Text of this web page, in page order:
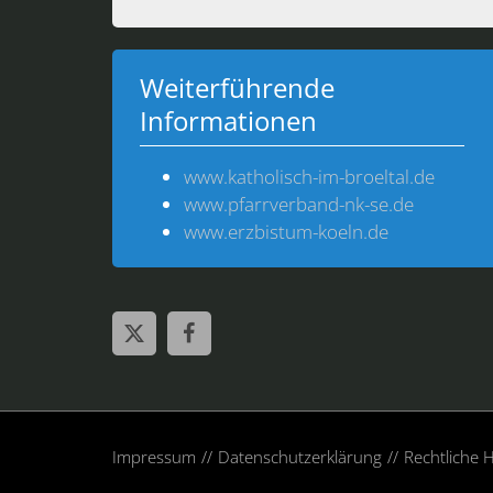
Weiterführende
Informationen
www.katholisch-im-broeltal.de
www.pfarrverband-nk-se.de
www.erzbistum-koeln.de
Impressum Datenschutzerklärung Rechtliche